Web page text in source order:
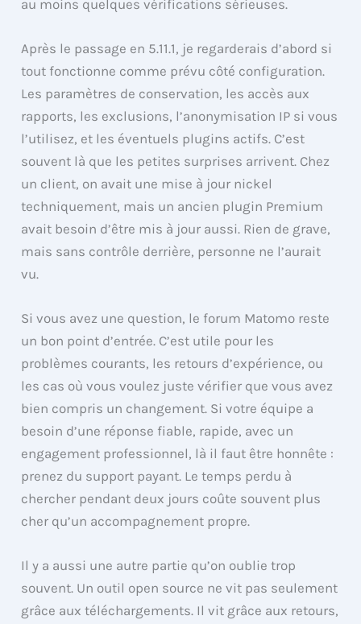
au moins quelques vérifications sérieuses.
Après le passage en 5.11.1, je regarderais d’abord si
tout fonctionne comme prévu côté configuration.
Les paramètres de conservation, les accès aux
rapports, les exclusions, l’anonymisation IP si vous
l’utilisez, et les éventuels plugins actifs. C’est
souvent là que les petites surprises arrivent. Chez
un client, on avait une mise à jour nickel
techniquement, mais un ancien plugin Premium
avait besoin d’être mis à jour aussi. Rien de grave,
mais sans contrôle derrière, personne ne l’aurait
vu.
Si vous avez une question, le forum Matomo reste
un bon point d’entrée. C’est utile pour les
problèmes courants, les retours d’expérience, ou
les cas où vous voulez juste vérifier que vous avez
bien compris un changement. Si votre équipe a
besoin d’une réponse fiable, rapide, avec un
engagement professionnel, là il faut être honnête :
prenez du support payant. Le temps perdu à
chercher pendant deux jours coûte souvent plus
cher qu’un accompagnement propre.
Il y a aussi une autre partie qu’on oublie trop
souvent. Un outil open source ne vit pas seulement
grâce aux téléchargements. Il vit grâce aux retours,